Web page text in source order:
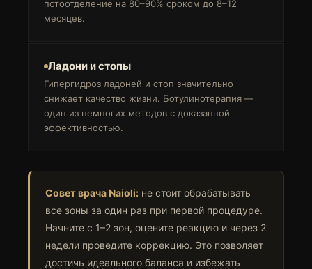
потоотделение на 80–90% сроком до 8–12
месяцев.
Ладони и стопы
Гипергидроз ладоней и стоп значительно
снижает качество жизни. Ботулинотерапия —
один из немногих методов с доказанной
эффективностью.
Совет врача Naioli: не стоит обрабатывать
все зоны за один раз при первой процедуре.
Начните с 1–2 зон, оцените реакцию и через 2
недели проведите коррекцию. Это позволяет
достичь идеального баланса и избежать